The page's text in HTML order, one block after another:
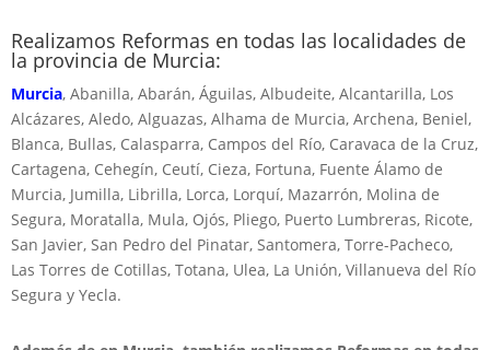
Realizamos Reformas en todas las localidades de
la provincia de Murcia:
Murcia, Abanilla, Abarán, Águilas, Albudeite, Alcantarilla, Los
Alcázares, Aledo, Alguazas, Alhama de Murcia, Archena, Beniel,
Blanca, Bullas, Calasparra, Campos del Río, Caravaca de la Cruz,
Cartagena, Cehegín, Ceutí, Cieza, Fortuna, Fuente Álamo de
Murcia, Jumilla, Librilla, Lorca, Lorquí, Mazarrón, Molina de
Segura, Moratalla, Mula, Ojós, Pliego, Puerto Lumbreras, Ricote,
San Javier, San Pedro del Pinatar, Santomera, Torre-Pacheco,
Las Torres de Cotillas, Totana, Ulea, La Unión, Villanueva del Río
Segura y Yecla.